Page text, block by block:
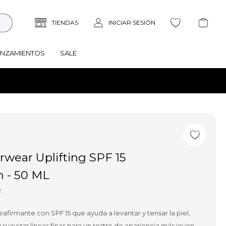
SALE
Uplifting SPF 15
- 50 ML
con SPF 15 que ayuda a levantar y tensar la piel,